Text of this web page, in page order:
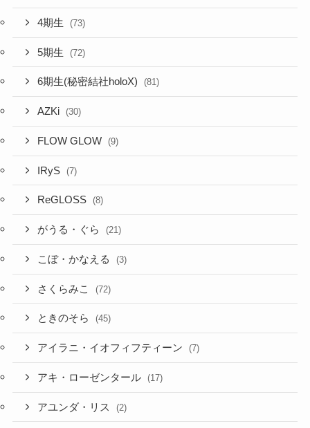
4期生 (73)
5期生 (72)
6期生(秘密結社holoX) (81)
AZKi (30)
FLOW GLOW (9)
IRyS (7)
ReGLOSS (8)
がうる・ぐら (21)
こぼ・かなえる (3)
さくらみこ (72)
ときのそら (45)
アイラニ・イオフィフティーン (7)
アキ・ローゼンタール (17)
アユンダ・リス (2)